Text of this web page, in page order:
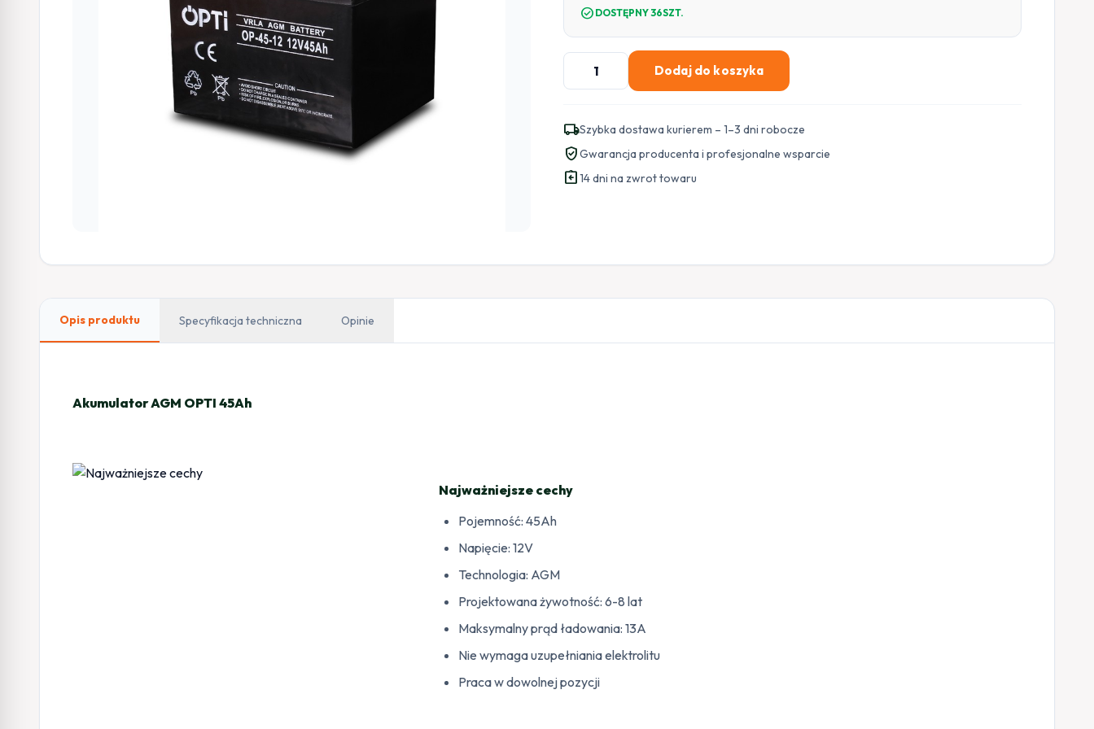
check_circle DOSTĘPNY 36SZT.
ilość
Akumulator
POLSKA
AGM
OPTI
45Ah
Dodaj do koszyka
local_shippingSzybka dostawa kurierem – 1–3 dni robocze
verified_userGwarancja producenta i profesjonalne wsparcie
assignment_return14 dni na zwrot towaru
Opis produktu Specyfikacja techniczna Opinie
Akumulator AGM OPTI 45Ah
Najważniejsze cechy
Pojemność: 45Ah
Napięcie: 12V
Technologia: AGM
Projektowana żywotność: 6-8 lat
Maksymalny prąd ładowania: 13A
Nie wymaga uzupełniania elektrolitu
Praca w dowolnej pozycji